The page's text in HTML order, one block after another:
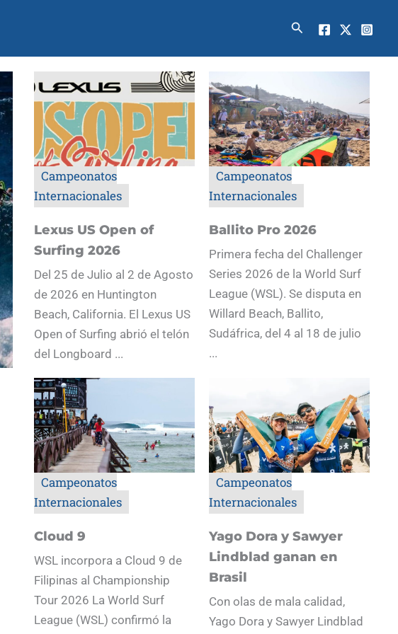
Buscar
Campeonatos
Internacionales
Lexus US Open of
Surfing 2026
Del 25 de Julio al 2 de Agosto
de 2026 en Huntington
Beach, California. El Lexus US
Open of Surfing abrió el telón
del Longboard ...
Campeonatos
Internacionales
Ballito Pro 2026
Primera fecha del Challenger
Series 2026 de la World Surf
League (WSL). Se disputa en
Willard Beach, Ballito,
Sudáfrica, del 4 al 18 de julio
...
Campeonatos
Internacionales
Cloud 9
WSL incorpora a Cloud 9 de
Filipinas al Championship
Tour 2026 La World Surf
League (WSL) confirmó la
Campeonatos
Internacionales
Yago Dora y Sawyer
Lindblad ganan en
Brasil
Con olas de mala calidad,
Yago Dora y Sawyer Lindblad